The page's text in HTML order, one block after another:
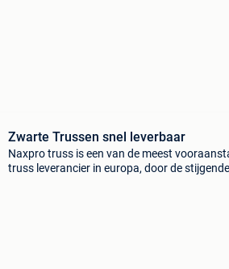
Zwarte Trussen snel leverbaar
Naxpro truss is een van de meest
truss leverancier in europa, door de stijgende